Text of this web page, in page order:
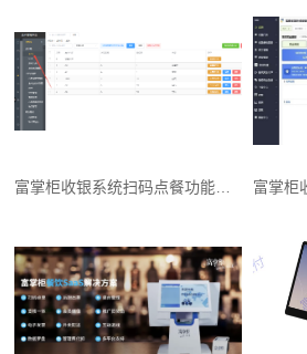
富掌柜收银系统扫码点餐功能怎么用？（具体操作入口）